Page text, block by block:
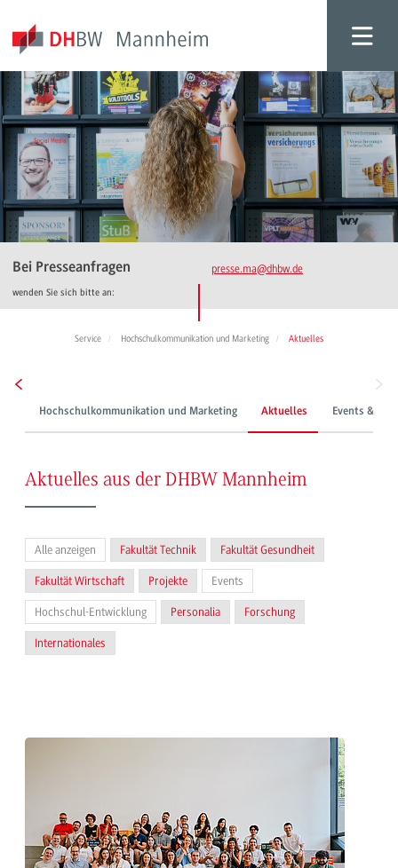
Bei Presseanfragen
wenden Sie sich bitte an:
presse.ma@dhbw.de
Service Hochschulkommunikation und Marketing Aktuelles
Hochschulkommunikation und Marketing Aktuelles Events &
Aktuelles aus der DHBW Mannheim
Alle anzeigen Fakultät Technik Fakultät Gesundheit
Fakultät Wirtschaft Projekte Events
Hochschul-Entwicklung Personalia Forschung
Internationales